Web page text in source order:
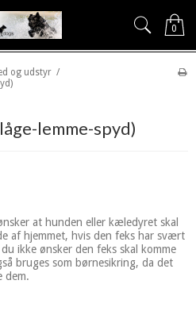
0
og udstyr /
lemme-spyd)
at hunden eller kæledyret skal
af hjemmet, hvis den feks har svært
ikke ønsker den feks skal komme
bruges som børnesikring, da det
dem.